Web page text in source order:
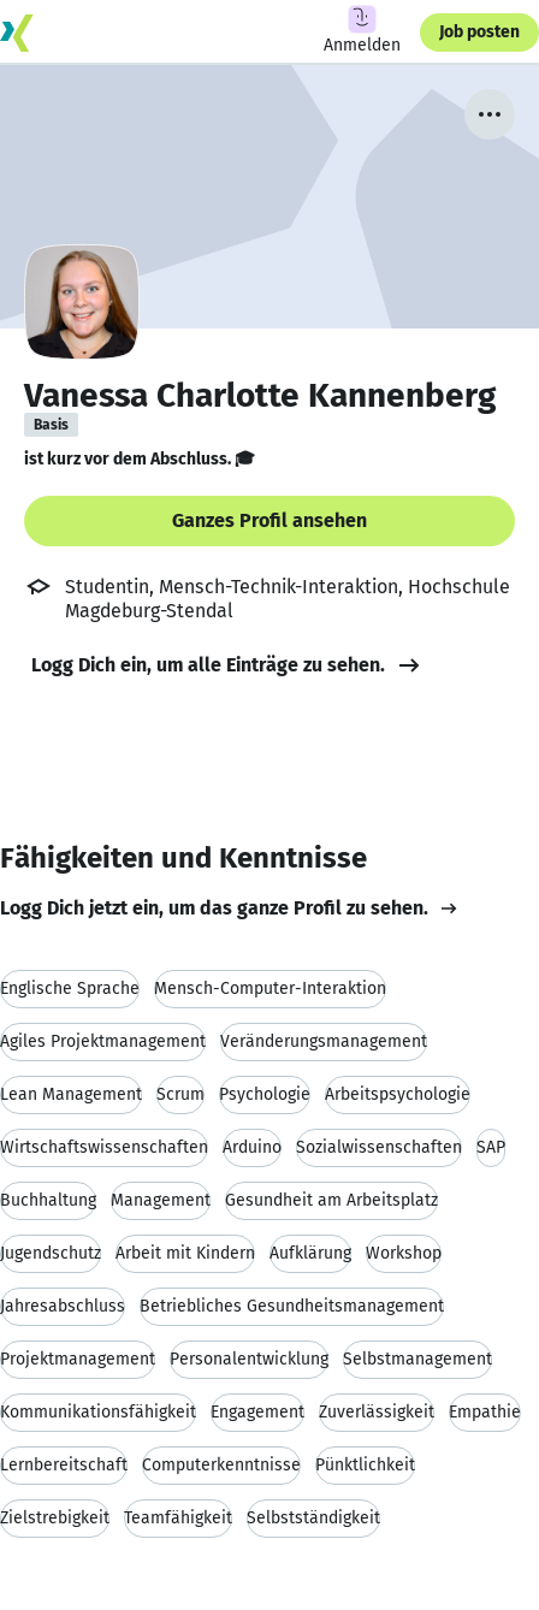
Anmelden
Job posten
Vanessa Charlotte Kannenberg
Basis
ist kurz vor dem Abschluss. 🎓
Ganzes Profil ansehen
Studentin, Mensch-Technik-Interaktion, Hochschule
Magdeburg-Stendal
Logg Dich ein, um alle Einträge zu sehen.
Fähigkeiten und Kenntnisse
Logg Dich jetzt ein, um das ganze Profil zu sehen.
Englische Sprache Mensch-Computer-Interaktion
Agiles Projektmanagement Veränderungsmanagement
Lean Management Scrum Psychologie Arbeitspsychologie
Wirtschaftswissenschaften Arduino Sozialwissenschaften SAP
Buchhaltung Management Gesundheit am Arbeitsplatz
Jugendschutz Arbeit mit Kindern Aufklärung Workshop
Jahresabschluss Betriebliches Gesundheitsmanagement
Projektmanagement Personalentwicklung Selbstmanagement
Kommunikationsfähigkeit Engagement Zuverlässigkeit Empathie
Lernbereitschaft Computerkenntnisse Pünktlichkeit
Zielstrebigkeit Teamfähigkeit Selbstständigkeit